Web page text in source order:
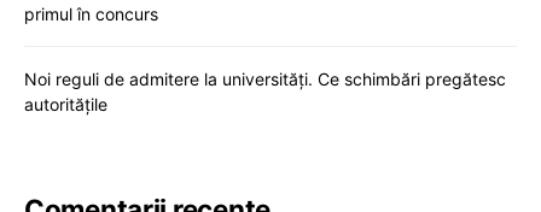
primul în concurs
Noi reguli de admitere la universități. Ce schimbări pregătesc
autoritățile